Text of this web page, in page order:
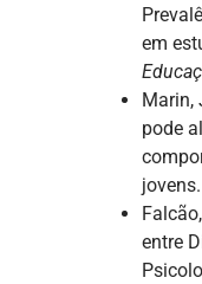
em
Marin,
pode
entre